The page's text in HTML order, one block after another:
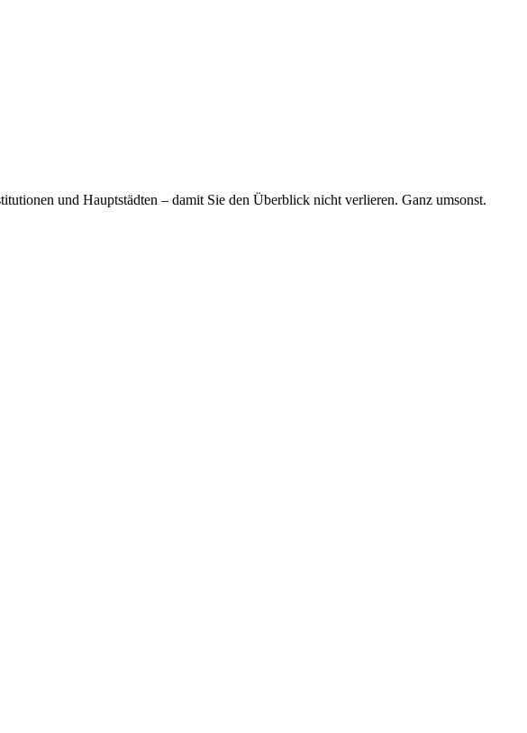
und Hauptstädten – damit Sie den Überblick nicht verlieren. Ganz umsonst.